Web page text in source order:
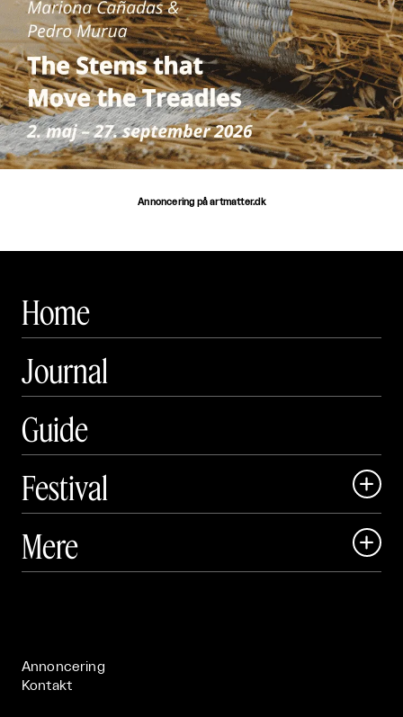
Annoncering på artmatter.dk
Home
Journal
Guide
Festival

 Art Matter Festival
Mere 
Annoncering
Kontakt